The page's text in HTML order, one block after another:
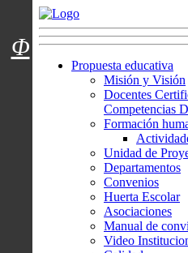
Menú usuarios
Propuesta educativa
Misión y Visión
Docentes
Competencias
Formación
Unidad de
Departamentos
Convenios
Huerta Escolar
Asociaciones
Manual de
Video
Φ